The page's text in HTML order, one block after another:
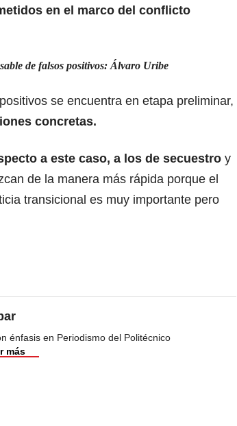
en el marco del conflicto
de falsos positivos: Álvaro Uribe
se encuentra en etapa preliminar,
concretas.
a este caso, a los de secuestro y
de la manera más rápida porque el
transicional es muy importante pero
énfasis en Periodismo del Politécnico
más